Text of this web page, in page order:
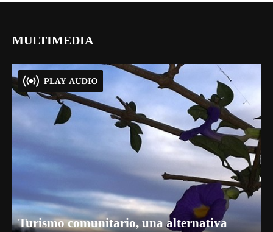
MULTIMEDIA
Turismo comunitario, una alternativa